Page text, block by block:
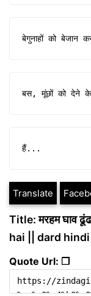
बेगुनाहों को बेजान
बस, मूंछों को देने के
हैं...
Translate
Title: मरहम घाव
hai || dard
Quote Url: ❐